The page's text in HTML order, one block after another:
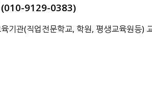
(010-9129-0383)
기관(직업전문학교, 학원, 평생교육원등)